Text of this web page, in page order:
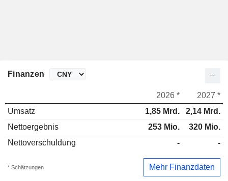
Finanzen
2026 *
2027 *
Umsatz
1,85 Mrd.
2,14 Mrd.
Nettoergebnis
253 Mio.
320 Mio.
Nettoverschuldung
- -
* Schätzungen Mehr Finanzdaten